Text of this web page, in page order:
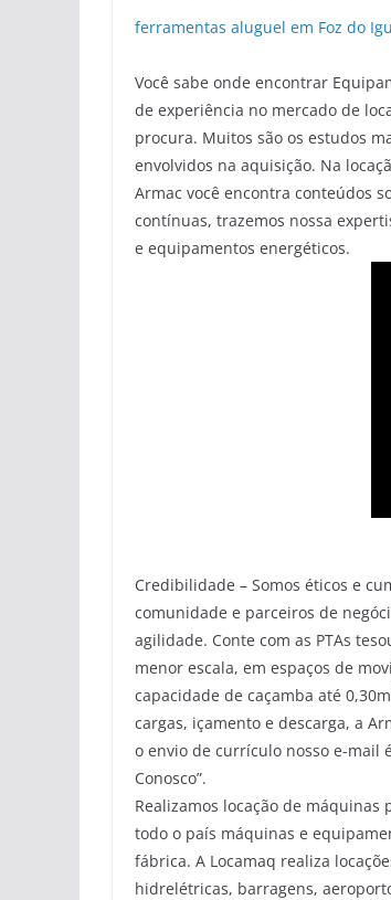
ferramentas aluguel em Foz do
Você sabe onde encontrar
de experiência no mercado de
procura. Muitos são os estudos
envolvidos na aquisição. Na
Armac você encontra conteúdos
contínuas, trazemos nossa
e equipamentos energéticos.
Credibilidade – Somos éticos e
comunidade e parceiros de
agilidade. Conte com as PTAs
menor escala, em espaços de
capacidade de caçamba até
cargas, içamento e descarga, a
o envio de currículo nosso e-mail
Conosco”.
Realizamos locação de
todo o país máquinas e
fábrica. A Locamaq realiza
hidrelétricas, barragens,